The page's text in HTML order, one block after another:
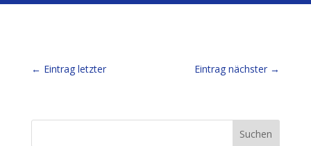
← Eintrag letzter Eintrag nächster →